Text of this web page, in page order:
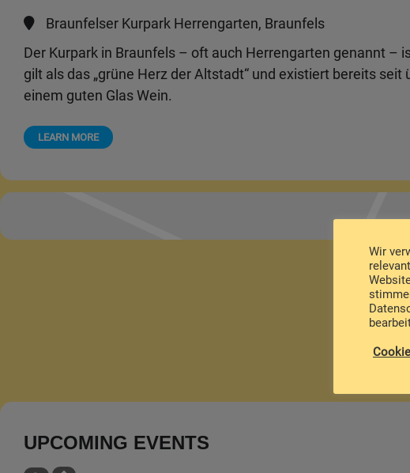
Braunfelser Kurpark Herrengarten, Braunfels
Der Kurpark in Braunfels – oft auch Herrengarten genannt
gilt als das „grüne Herz der Altstadt“ und existiert bereits
einem guten Glas Wein.
LEARN MORE
UPCOMING EVENTS
Wir